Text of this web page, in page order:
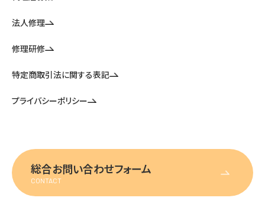
法人修理
修理研修
特定商取引法に関する表記
プライバシーポリシー
総合お問い合わせフォーム
CONTACT